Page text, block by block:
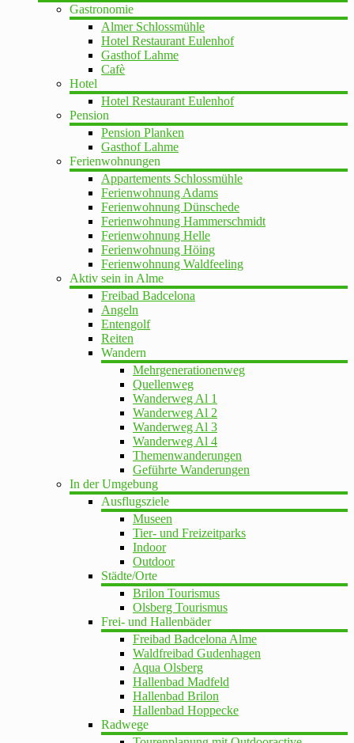
Gastronomie
Almer Schlossmühle
Hotel Restaurant Eulenhof
Gasthof Lahme
Cafè
Hotel
Hotel Restaurant Eulenhof
Pension
Pension Planken
Gasthof Lahme
Ferienwohnungen
Appartements Schlossmühle
Ferienwohnung Adams
Ferienwohnung Dünschede
Ferienwohnung Hammerschmidt
Ferienwohnung Helle
Ferienwohnung Höing
Ferienwohnung Waldfeeling
Aktiv sein in Alme
Freibad Badcelona
Angeln
Entengolf
Reiten
Wandern
Mehrgenerationenweg
Quellenweg
Wanderweg Al 1
Wanderweg Al 2
Wanderweg Al 3
Wanderweg Al 4
Themenwanderungen
Geführte Wanderungen
In der Umgebung
Ausflugsziele
Museen
Tier- und Freizeitparks
Indoor
Outdoor
Städte/Orte
Brilon Tourismus
Olsberg Tourismus
Frei- und Hallenbäder
Freibad Badcelona Alme
Waldfreibad Gudenhagen
Aqua Olsberg
Hallenbad Madfeld
Hallenbad Brilon
Hallenbad Hoppecke
Radwege